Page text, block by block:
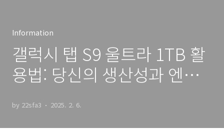
Information
갤럭시 탭 S9 울트라 1TB 활
용법: 당신의 생산성과 엔터
by 22sfa3 2025. 2. 6.